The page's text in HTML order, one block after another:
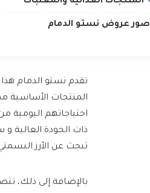
صور عروض نستو الدمام
تقدم نستو الدمام
المنتجات الأساسية
احتياجاتهم اليومية
ذات الجودة العالية
تبحث عن الأرز
بالإضافة إلى ذلك،